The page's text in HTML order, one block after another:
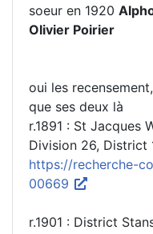
soeur en 1920
Olivier Poirier
oui les
que ses deux là
r.1891 : St Jacques
Division 26, District
https://recherche-
00669
r.1901 : District